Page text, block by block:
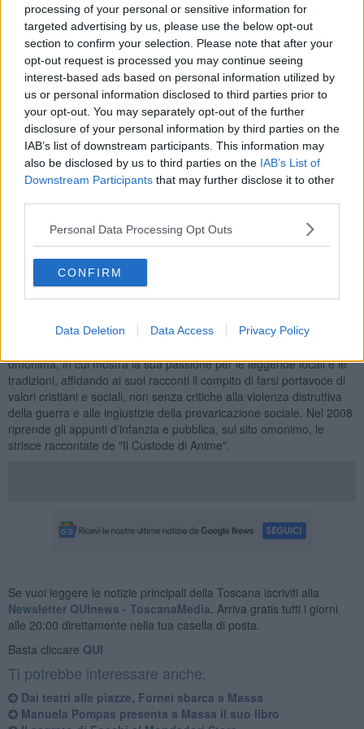
processing of your personal or sensitive information for
targeted advertising by us, please use the below opt-out
section to confirm your selection. Please note that after your
opt-out request is processed you may continue seeing
interest-based ads based on personal information utilized by
us or personal information disclosed to third parties prior to
your opt-out. You may separately opt-out of the further
disclosure of your personal information by third parties on the
IAB’s list of downstream participants. This information may
also be disclosed by us to third parties on the IAB’s List of
Downstream Participants that may further disclose it to other
Personal Data Processing Opt Outs
CONFIRM
Data Deletion Data Access Privacy Policy
sul web per poi stampare su carta le sue opere. La modernità che
si sposa e si fonde con l’antica arte della scrittura, in particolare
della poesia e della favola, genere portato al successo dal greco
Esopo e dal latino Fedro. Le opere raffigurate dai disegni delle due
artiste saranno recitate e discusse con l’autore. Nico Menchini
classe 1982, inizia a scrivere all’età di 10 anni il suo primo racconto
su fogli di recupero. Negli anni della scuola media prosegue la sua
passione partecipando alla XIII edizione del “Premio Nazionale di
Poesia e Fiaba Alpi Apuane” e vincendo il quinto premio con il
racconto “Il sogno di James”. Nel 1996, vince il primo premio
sezione narrativa giovani nella XLIV edizione del premio “Finelliana
delle arti – Natale 1995-Epifania 1996” con ilracconto “Lo stregone
e il conte”. Durante le superiori si confronta con la poesia. Scrive
introspettivo, che esaminano alcuni aspettidella società moderna
come l’emarginazione sociale e la guerra. Prosegue gli studi
laureandosi con lode in Scienze Naturali e al termine della carriera
accademica inizia la stesura di un racconto lungo“
Arturo”: nato come esperimento di brain storming, assume poi i
creativi della fantasia e del pensiero umano. Dopo questa prima
omonima, in cui mostra la sua passione per le leggende locali e le
tradizioni, affidando ai suoi racconti il compito di farsi portavoce di
valori cristiani e sociali, non senza critiche alla violenza distruttiva
della guerra e alle ingiustizie della prevaricazione sociale. Nel 2008
riprende gli appunti d’infanzia e pubblica, sul sito omonimo, le
strisce raccontate de "Il Custode di Anime".
Se vuoi leggere le notizie principali della Toscana iscriviti alla
Newsletter QUInews - ToscanaMedia. Arriva gratis tutti i giorni
alle 20:00 direttamente nella tua casella di posta.
Basta cliccare QUI
Ti potrebbe interessare anche:
​Dai teatri alle piazze, Fornei sbarca a Massa
​Manuela Pompas presenta a Massa il suo libro